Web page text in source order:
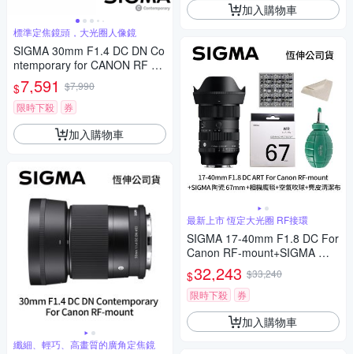
標準定焦鏡頭，大光圈人像鏡
SIGMA 30mm F1.4 DC DN Co
ntemporary for CANON RF 接
環 (公司貨) 標準大光圈定焦鏡
人像鏡 APS-C 無反微單眼專用
鏡頭
$7,591 $7,990
限時下殺
券
加入購物車
纖細、輕巧、高畫質的廣角定焦鏡
加入購物車
最新上市 恆定大光圈 RF接環
SIGMA 17-40mm F1.8 DC For
Canon RF-mount+SIGMA 陶
瓷 67mm保護鏡+相機魔毯+BW
-130吹球+麂皮清潔布(公司貨)
$32,243 $33,240
限時下殺
券
加入購物車